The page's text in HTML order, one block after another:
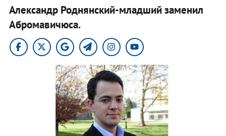
Александр Роднянский-младший заменил
Абромавичюса.